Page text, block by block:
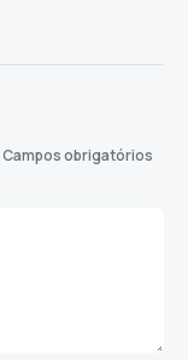
Campos obrigatórios